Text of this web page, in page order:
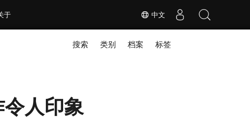
中文
于
搜索 类别 档案 标签
人印象